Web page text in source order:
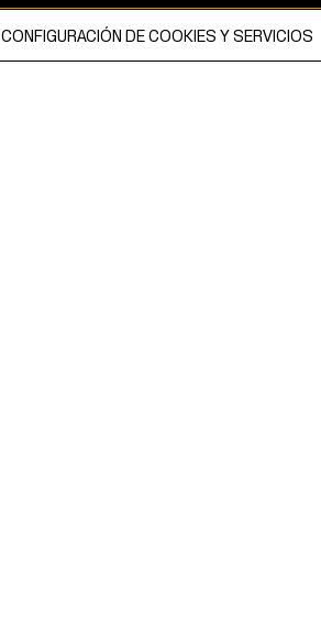
CONFIGURACIÓN DE COOKIES Y SERVICIOS